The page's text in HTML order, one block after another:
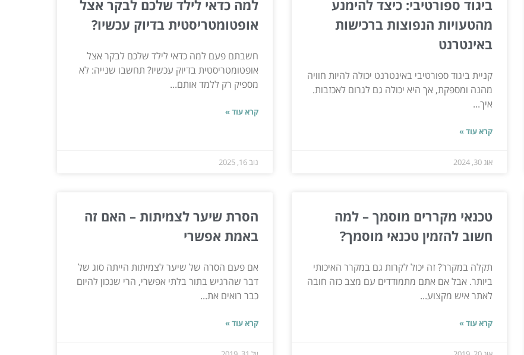
ביגוד ספורטיבי: כיצד להימנע
מהטעויות הנפוצות ברכישות
באינטרנט
קניית ביגוד ספורטיבי באינטרנט יכולה להיות חוויה
מהנה ומספקת, אך היא יכולה גם לגרום לאכזבות.
איך...
קרא עוד »
אוג 30, 2024
למה כדאי לילד שלכם לבקר אצל
אופטומטריסטית בדיוק עכשיו?
חשבתם פעם למה כדאי לילד שלכם לבקר אצל
אופטומטריסטית בדיוק עכשיו? תחשבו שנייה: לא
מספיק רק ללמד אותם...
קרא עוד »
נוב 16, 2025
טכנאי מקררים מוסמך – למה
חשוב להזמין טכנאי מוסמך?
תקלה במקרר? זה יכול לקרות גם במקרר האיכותי
ביותר. אבל אם אתם מתמודדים עם מצב כזה חובה
לאתר איש מקצוע...
קרא עוד »
הסרת שיער לצמיתות – האם זה
באמת אפשרי
אם פעם הסרה של שיער לצמיתות הייתה סוג של
דבר שהרגיש בתור בלתי אפשרי, הרי שנכון להיום
כבר רואים את...
קרא עוד »